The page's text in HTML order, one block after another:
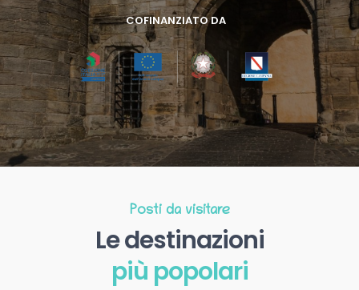
COFINANZIATO DA
Posti da visitare
Le destinazioni
più popolari